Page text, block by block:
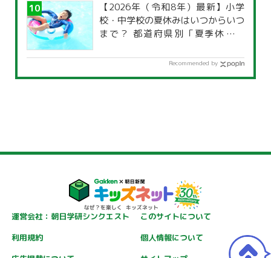
【2026年（令和8年）最新】小学
校・中学校の夏休みはいつからいつ
まで？ 都道府県別「夏季休暇一
Recommended by
運営会社：朝日学研シンクエスト
このサイトについて
利用規約
個人情報について